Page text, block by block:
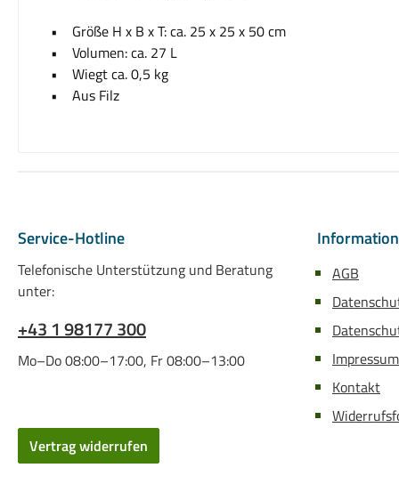
• Größe H x B x T: ca. 25 x 25 x 50 cm
• Volumen: ca. 27 L
• Wiegt ca. 0,5 kg
• Aus Filz
Service-Hotline
Telefonische Unterstützung und Beratung
unter:
+43 1 98177 300
Mo–Do 08:00–17:00, Fr 08:00–13:00
Vertrag widerrufen
AGB
Impressum
Kontakt